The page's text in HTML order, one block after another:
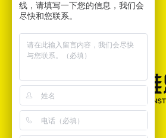
线，请填写一下您的信息，我们会
尽快和您联系。